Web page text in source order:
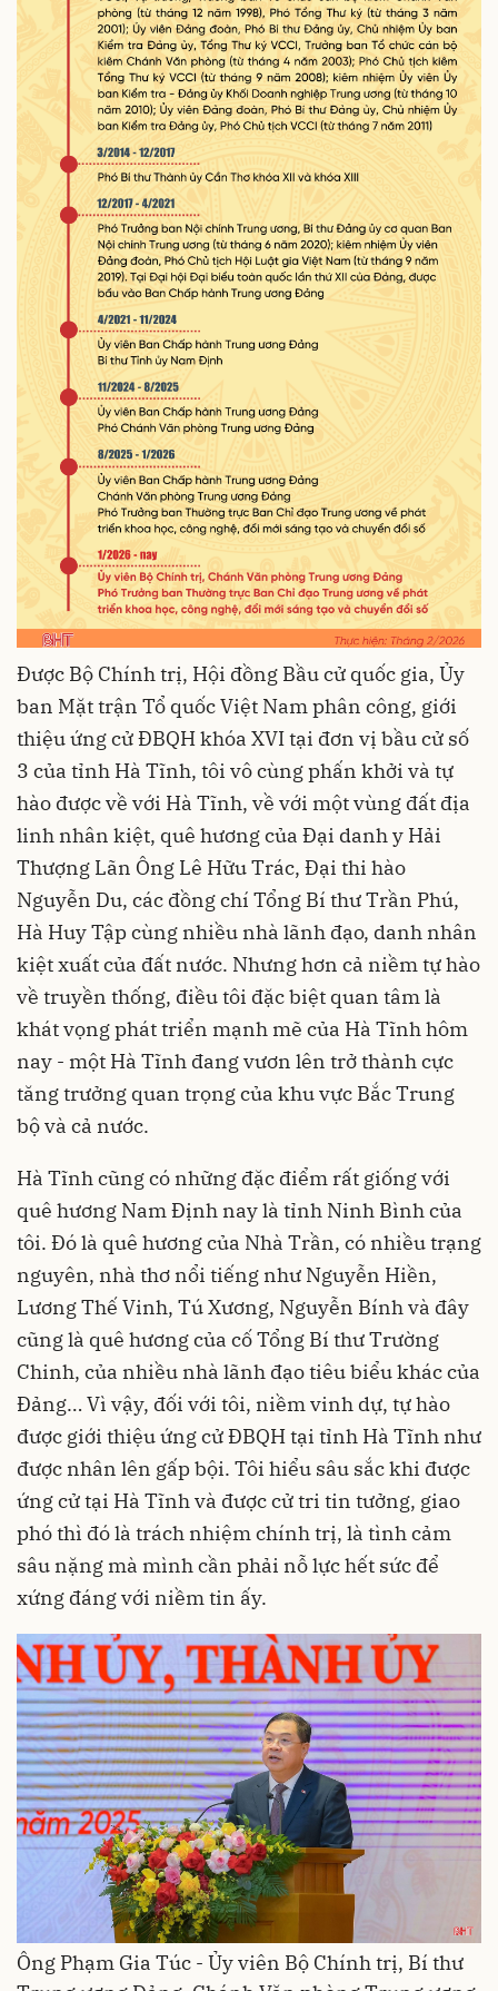
Được Bộ Chính trị, Hội đồng Bầu cử quốc gia, Ủy
ban Mặt trận Tổ quốc Việt Nam phân công, giới
thiệu ứng cử ĐBQH khóa XVI tại đơn vị bầu cử số
3 của tỉnh Hà Tĩnh, tôi vô cùng phấn khởi và tự
hào được về với Hà Tĩnh, về với một vùng đất địa
linh nhân kiệt, quê hương của Đại danh y Hải
Thượng Lãn Ông Lê Hữu Trác, Đại thi hào
Nguyễn Du, các đồng chí Tổng Bí thư Trần Phú,
Hà Huy Tập cùng nhiều nhà lãnh đạo, danh nhân
kiệt xuất của đất nước. Nhưng hơn cả niềm tự hào
về truyền thống, điều tôi đặc biệt quan tâm là
khát vọng phát triển mạnh mẽ của Hà Tĩnh hôm
nay - một Hà Tĩnh đang vươn lên trở thành cực
tăng trưởng quan trọng của khu vực Bắc Trung
bộ và cả nước.
Hà Tĩnh cũng có những đặc điểm rất giống với
quê hương Nam Định nay là tỉnh Ninh Bình của
tôi. Đó là quê hương của Nhà Trần, có nhiều trạng
nguyên, nhà thơ nổi tiếng như Nguyễn Hiền,
Lương Thế Vinh, Tú Xương, Nguyễn Bính và đây
cũng là quê hương của cố Tổng Bí thư Trường
Chinh, của nhiều nhà lãnh đạo tiêu biểu khác của
Đảng… Vì vậy, đối với tôi, niềm vinh dự, tự hào
được giới thiệu ứng cử ĐBQH tại tỉnh Hà Tĩnh như
được nhân lên gấp bội. Tôi hiểu sâu sắc khi được
ứng cử tại Hà Tĩnh và được cử tri tin tưởng, giao
phó thì đó là trách nhiệm chính trị, là tình cảm
sâu nặng mà mình cần phải nỗ lực hết sức để
xứng đáng với niềm tin ấy.
Ông Phạm Gia Túc - Ủy viên Bộ Chính trị, Bí thư